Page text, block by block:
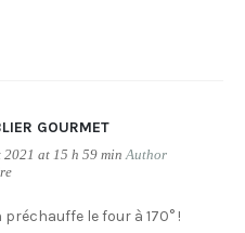
GOURMET
at 15 h 59 min Author
préchauffe le four à 170° !